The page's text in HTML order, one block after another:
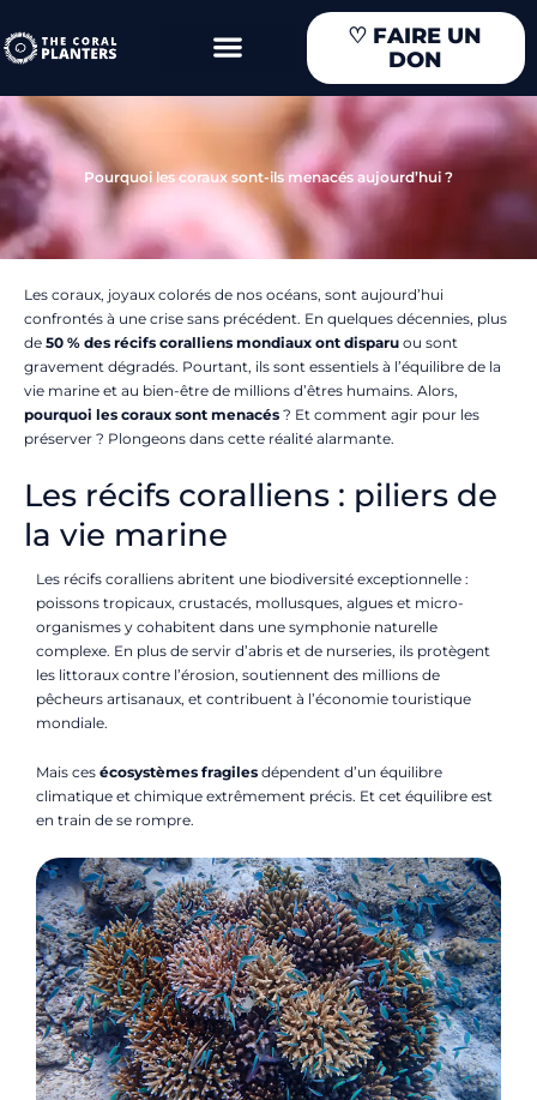
au
contenu
♡ FAIRE UN
DON
Pourquoi les coraux sont-ils menacés aujourd’hui ?
Les coraux, joyaux colorés de nos océans, sont aujourd’hui
confrontés à une crise sans précédent. En quelques décennies, plus
de 50 % des récifs coralliens mondiaux ont disparu ou sont
gravement dégradés. Pourtant, ils sont essentiels à l’équilibre de la
vie marine et au bien-être de millions d’êtres humains. Alors,
pourquoi les coraux sont menacés ? Et comment agir pour les
préserver ? Plongeons dans cette réalité alarmante.
Les récifs coralliens : piliers de
la vie marine
Les récifs coralliens abritent une biodiversité exceptionnelle :
poissons tropicaux, crustacés, mollusques, algues et micro-
organismes y cohabitent dans une symphonie naturelle
complexe. En plus de servir d’abris et de nurseries, ils protègent
les littoraux contre l’érosion, soutiennent des millions de
pêcheurs artisanaux, et contribuent à l’économie touristique
mondiale.
Mais ces écosystèmes fragiles dépendent d’un équilibre
climatique et chimique extrêmement précis. Et cet équilibre est
en train de se rompre.